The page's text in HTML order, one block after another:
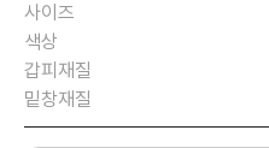
사이즈
색상
갑피재질
밑창재질